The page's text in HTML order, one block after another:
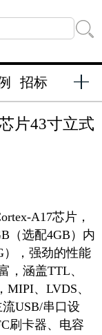
招标
片43寸立式
A17芯片，
（选配4GB）内
），强劲的性能
，涵盖TTL、
MIPI、LVDS、
USB/串口设
刷卡器、电容